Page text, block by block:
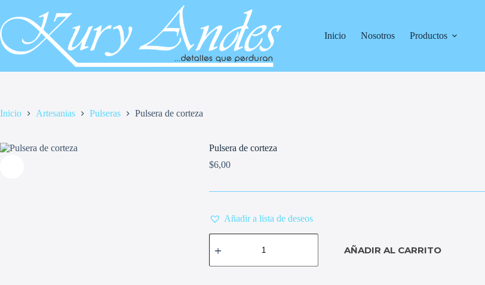
contenido
Inicio
Nosotros Productos
Inicio Artesanias Pulseras Pulsera de corteza
Pulsera de corteza
$6,00
Añadir a lista de deseos
Pulsera
de
cantidad
AÑADIR AL CARRITO